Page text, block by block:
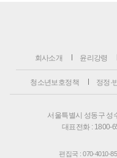
회사소개 윤리강령
청소년보호정책 정정·
서울특별시 성동구 성
대표전화 : 1800-
편집국 : 070-4010-